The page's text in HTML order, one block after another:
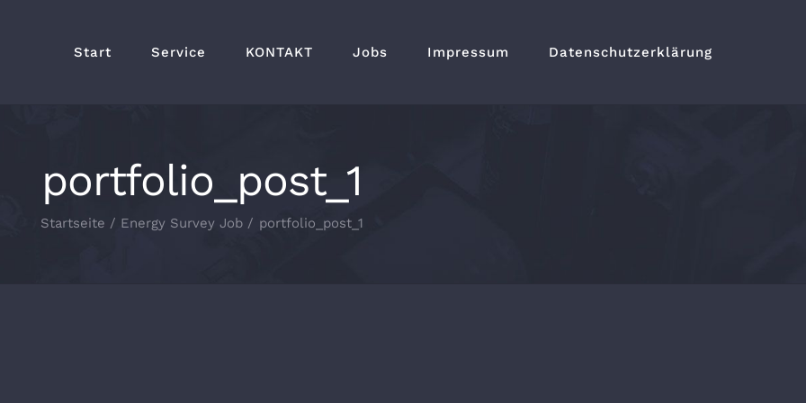
Start Service KONTAKT Jobs Impressum Datenschutzerklärung
portfolio_post_1
Startseite Energy Survey Job portfolio_post_1